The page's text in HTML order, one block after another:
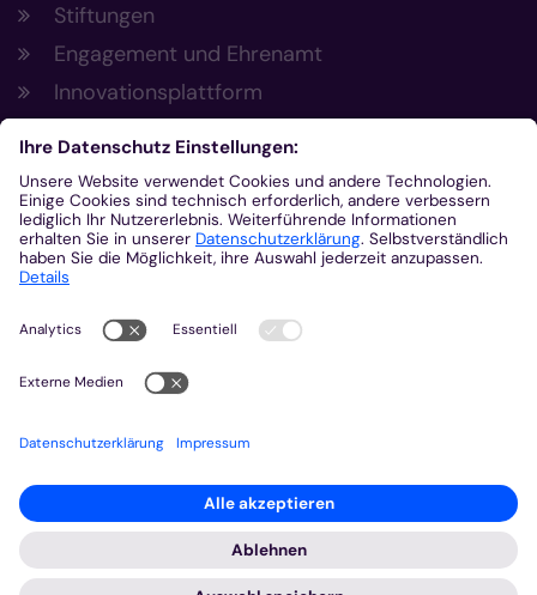
Stiftungen
Engagement und Ehrenamt
Innovationsplattform
Aus der Plattform
Nachrichten
Veranstaltungen
Gottesdienste
Stellenangebote
Kirchenzeitung
Amtsblatt (Kirchlicher Anzeiger)
Rechtsdatenbank
Meldestelle gemäß Hinweisgeberschutzgesetz
2026 © Bistum Aachen Impressum